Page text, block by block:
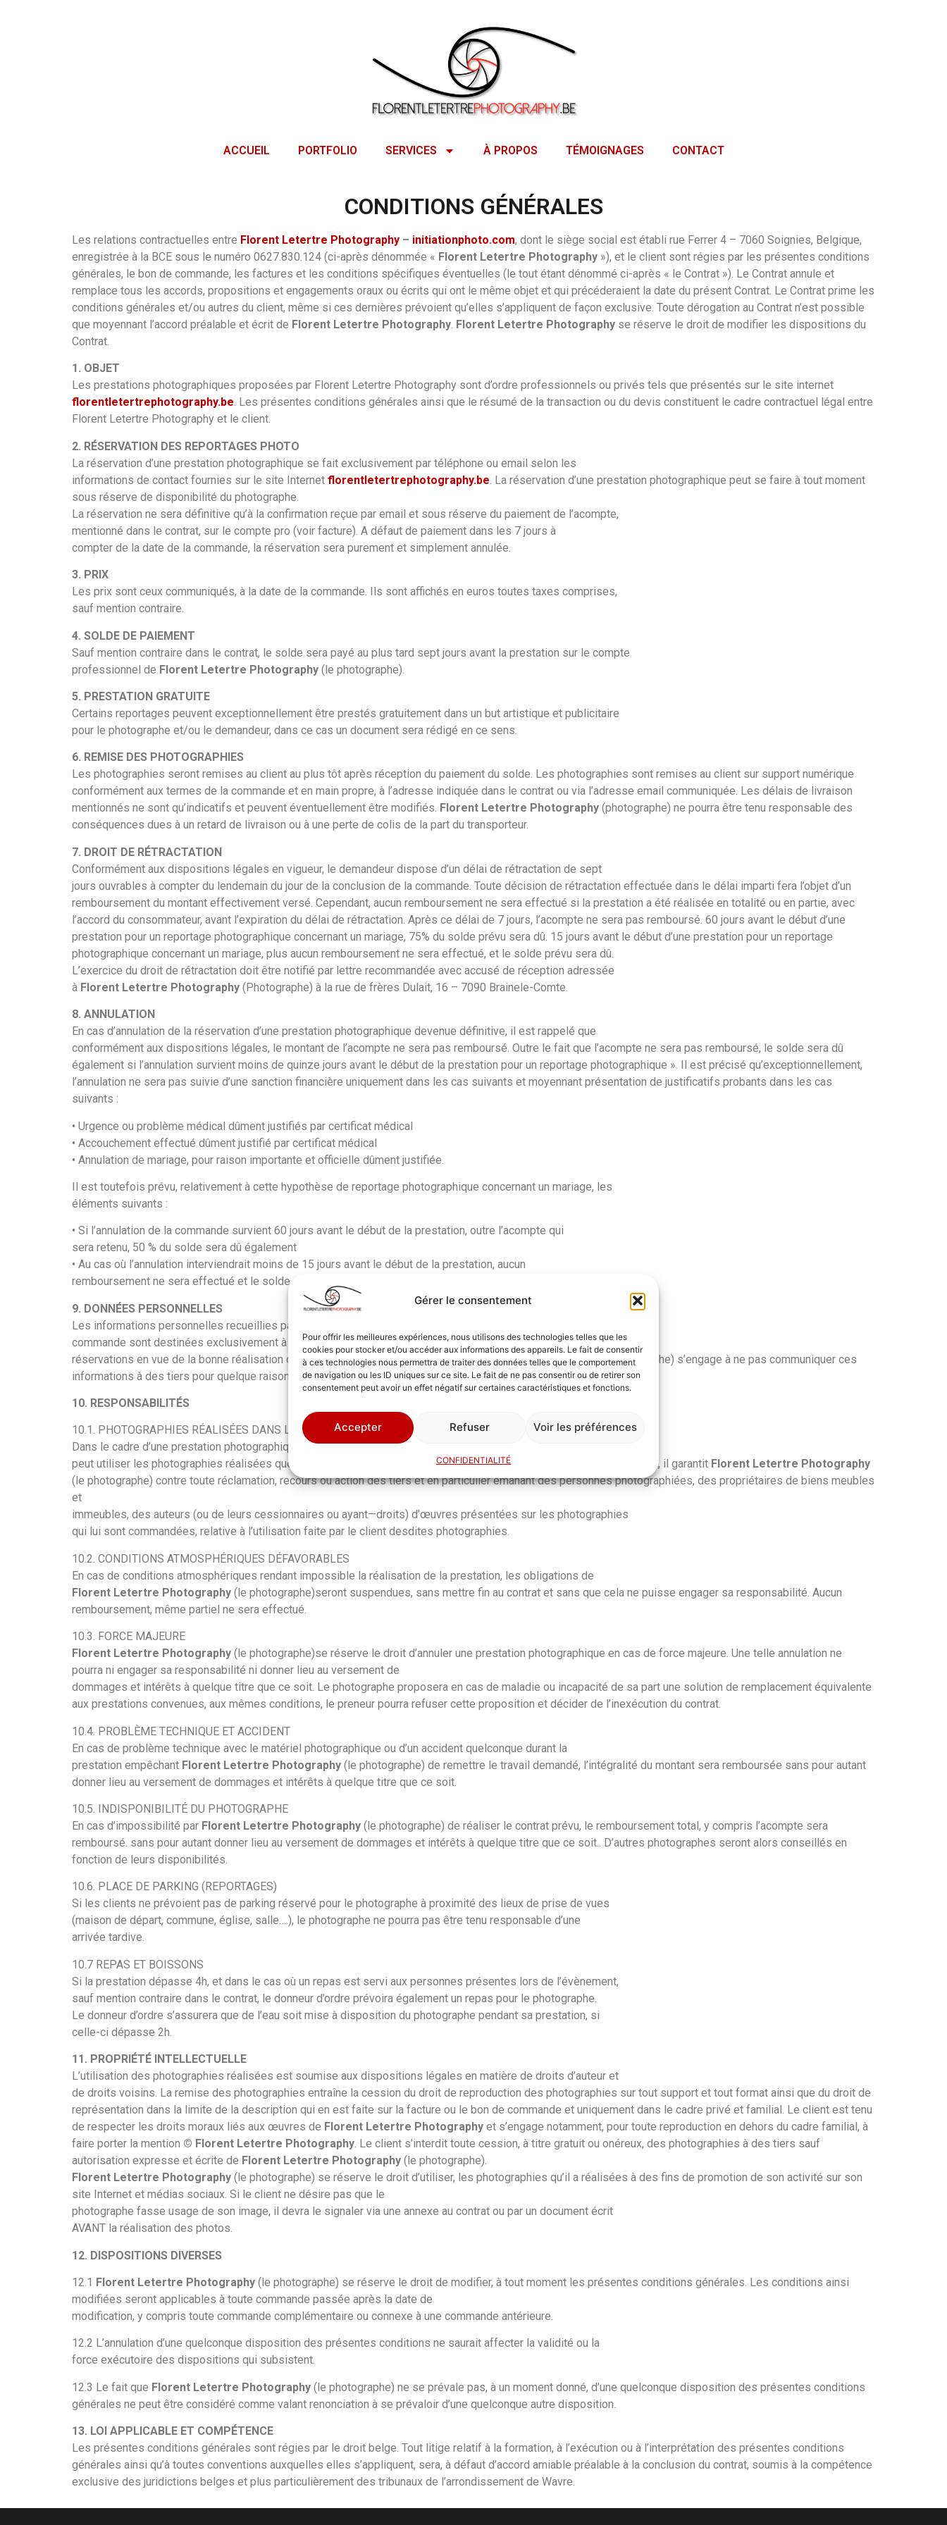
Gérer le consentement
Pour offrir les meilleures expériences, nous utilisons des technologies telles que les
cookies pour stocker et/ou accéder aux informations des appareils. Le fait de consentir
à ces technologies nous permettra de traiter des données telles que le comportement
de navigation ou les ID uniques sur ce site. Le fait de ne pas consentir ou de retirer son
consentement peut avoir un effet négatif sur certaines caractéristiques et fonctions.
Accepter Refuser Voir les préférences
CONFIDENTIALITÉ
ACCUEIL PORTFOLIO SERVICES À PROPOS TÉMOIGNAGES CONTACT
CONDITIONS GÉNÉRALES
Les relations contractuelles entre Florent Letertre Photography – initiationphoto.com, dont le siège social est établi rue Ferrer 4 – 7060 Soignies, Belgique,
enregistrée à la BCE sous le numéro 0627.830.124 (ci-après dénommée « Florent Letertre Photography »), et le client sont régies par les présentes conditions
générales, le bon de commande, les factures et les conditions spécifiques éventuelles (le tout étant dénommé ci-après « le Contrat »). Le Contrat annule et
remplace tous les accords, propositions et engagements oraux ou écrits qui ont le même objet et qui précéderaient la date du présent Contrat. Le Contrat prime les
conditions générales et/ou autres du client, même si ces dernières prévoient qu’elles s’appliquent de façon exclusive. Toute dérogation au Contrat n’est possible
que moyennant l’accord préalable et écrit de Florent Letertre Photography. Florent Letertre Photography se réserve le droit de modifier les dispositions du
Contrat.
1. OBJET
Les prestations photographiques proposées par Florent Letertre Photography sont d’ordre professionnels ou privés tels que présentés sur le site internet
florentletertrephotography.be. Les présentes conditions générales ainsi que le résumé de la transaction ou du devis constituent le cadre contractuel légal entre
Florent Letertre Photography et le client.
2. RÉSERVATION DES REPORTAGES PHOTO
La réservation d’une prestation photographique se fait exclusivement par téléphone ou email selon les
informations de contact fournies sur le site Internet florentletertrephotography.be . La réservation d’une prestation photographique peut se faire à tout moment
sous réserve de disponibilité du photographe.
La réservation ne sera définitive qu’à la confirmation reçue par email et sous réserve du paiement de l’acompte,
mentionné dans le contrat, sur le compte pro (voir facture). A défaut de paiement dans les 7 jours à
compter de la date de la commande, la réservation sera purement et simplement annulée.
3. PRIX
Les prix sont ceux communiqués, à la date de la commande. Ils sont affichés en euros toutes taxes comprises,
sauf mention contraire.
4. SOLDE DE PAIEMENT
Sauf mention contraire dans le contrat, le solde sera payé au plus tard sept jours avant la prestation sur le compte
professionnel de Florent Letertre Photography (le photographe).
5. PRESTATION GRATUITE
Certains reportages peuvent exceptionnellement être prestés gratuitement dans un but artistique et publicitaire
pour le photographe et/ou le demandeur, dans ce cas un document sera rédigé en ce sens.
6. REMISE DES PHOTOGRAPHIES
Les photographies seront remises au client au plus tôt après réception du paiement du solde. Les photographies sont remises au client sur support numérique
conformément aux termes de la commande et en main propre, à l’adresse indiquée dans le contrat ou via l’adresse email communiquée. Les délais de livraison
mentionnés ne sont qu’indicatifs et peuvent éventuellement être modifiés. Florent Letertre Photography (photographe) ne pourra être tenu responsable des
conséquences dues à un retard de livraison ou à une perte de colis de la part du transporteur.
7. DROIT DE RÉTRACTATION
Conformément aux dispositions légales en vigueur, le demandeur dispose d’un délai de rétractation de sept
jours ouvrables à compter du lendemain du jour de la conclusion de la commande. Toute décision de rétractation effectuée dans le délai imparti fera l’objet d’un
remboursement du montant effectivement versé. Cependant, aucun remboursement ne sera effectué si la prestation a été réalisée en totalité ou en partie, avec
l’accord du consommateur, avant l’expiration du délai de rétractation. Après ce délai de 7 jours, l’acompte ne sera pas remboursé. 60 jours avant le début d’une
prestation pour un reportage photographique concernant un mariage, 75% du solde prévu sera dû. 15 jours avant le début d’une prestation pour un reportage
photographique concernant un mariage, plus aucun remboursement ne sera effectué, et le solde prévu sera dû.
L’exercice du droit de rétractation doit être notifié par lettre recommandée avec accusé de réception adressée
à Florent Letertre Photography (Photographe) à la rue de frères Dulait, 16 – 7090 Brainele-Comte.
8. ANNULATION
En cas d’annulation de la réservation d’une prestation photographique devenue définitive, il est rappelé que
conformément aux dispositions légales, le montant de l’acompte ne sera pas remboursé. Outre le fait que l’acompte ne sera pas remboursé, le solde sera dû
également si l’annulation survient moins de quinze jours avant le début de la prestation pour un reportage photographique ». Il est précisé qu’exceptionnellement,
l’annulation ne sera pas suivie d’une sanction financière uniquement dans les cas suivants et moyennant présentation de justificatifs probants dans les cas
suivants :
• Urgence ou problème médical dûment justifiés par certificat médical
• Accouchement effectué dûment justifié par certificat médical
• Annulation de mariage, pour raison importante et officielle dûment justifiée.
Il est toutefois prévu, relativement à cette hypothèse de reportage photographique concernant un mariage, les
éléments suivants :
• Si l’annulation de la commande survient 60 jours avant le début de la prestation, outre l’acompte qui
sera retenu, 50 % du solde sera dû également
• Au cas où l’annulation interviendrait moins de 15 jours avant le début de la prestation, aucun
remboursement ne sera effectué et le solde prévu sera totalement dû.
9. DONNÉES PERSONNELLES
Les informations personnelles recueillies par Florent Letertre (le photographe) lors de la passation d’une
commande sont destinées exclusivement à assurer la gestion de sa clientèle et notamment le suivi des
réservations en vue de la bonne réalisation de la prestation commandée.Florent Letertre Photography(le photographe) s’engage à ne pas communiquer ces
informations à des tiers pour quelque raison que ce soit.
10. RESPONSABILITÉS
10.1. PHOTOGRAPHIES RÉALISÉES DANS LE CADRE D’UN REPORTAGE
Dans le cadre d’une prestation photographique, le client déclare avoir parfaitement connaissance de ce qu’il ne
peut utiliser les photographies réalisées que dans le cadre de la commande spécifique qu’il a passée. En conséquence, il garantit Florent Letertre Photography
(le photographe) contre toute réclamation, recours ou action des tiers et en particulier émanant des personnes photographiées, des propriétaires de biens meubles
et
immeubles, des auteurs (ou de leurs cessionnaires ou ayant—droits) d’œuvres présentées sur les photographies
qui lui sont commandées, relative à l’utilisation faite par le client desdites photographies.
10.2. CONDITIONS ATMOSPHÉRIQUES DÉFAVORABLES
En cas de conditions atmosphériques rendant impossible la réalisation de la prestation, les obligations de
Florent Letertre Photography (le photographe)seront suspendues, sans mettre fin au contrat et sans que cela ne puisse engager sa responsabilité. Aucun
remboursement, même partiel ne sera effectué.
10.3. FORCE MAJEURE
Florent Letertre Photography (le photographe)se réserve le droit d’annuler une prestation photographique en cas de force majeure. Une telle annulation ne
pourra ni engager sa responsabilité ni donner lieu au versement de
dommages et intérêts à quelque titre que ce soit. Le photographe proposera en cas de maladie ou incapacité de sa part une solution de remplacement équivalente
aux prestations convenues, aux mêmes conditions, le preneur pourra refuser cette proposition et décider de l’inexécution du contrat.
10.4. PROBLÈME TECHNIQUE ET ACCIDENT
En cas de problème technique avec le matériel photographique ou d’un accident quelconque durant la
prestation empêchant Florent Letertre Photography (le photographe) de remettre le travail demandé, l’intégralité du montant sera remboursée sans pour autant
donner lieu au versement de dommages et intérêts à quelque titre que ce soit.
10.5. INDISPONIBILITÉ DU PHOTOGRAPHE
En cas d’impossibilité par Florent Letertre Photography (le photographe) de réaliser le contrat prévu, le remboursement total, y compris l’acompte sera
remboursé. sans pour autant donner lieu au versement de dommages et intérêts à quelque titre que ce soit.. D’autres photographes seront alors conseillés en
fonction de leurs disponibilités.
10.6. PLACE DE PARKING (REPORTAGES)
Si les clients ne prévoient pas de parking réservé pour le photographe à proximité des lieux de prise de vues
(maison de départ, commune, église, salle….), le photographe ne pourra pas être tenu responsable d’une
arrivée tardive.
10.7 REPAS ET BOISSONS
Si la prestation dépasse 4h, et dans le cas où un repas est servi aux personnes présentes lors de l’évènement,
sauf mention contraire dans le contrat, le donneur d’ordre prévoira également un repas pour le photographe.
Le donneur d’ordre s’assurera que de l’eau soit mise à disposition du photographe pendant sa prestation, si
celle-ci dépasse 2h.
11. PROPRIÉTÉ INTELLECTUELLE
L’utilisation des photographies réalisées est soumise aux dispositions légales en matière de droits d’auteur et
de droits voisins. La remise des photographies entraîne la cession du droit de reproduction des photographies sur tout support et tout format ainsi que du droit de
représentation dans la limite de la description qui en est faite sur la facture ou le bon de commande et uniquement dans le cadre privé et familial. Le client est tenu
de respecter les droits moraux liés aux œuvres de Florent Letertre Photography et s’engage notamment, pour toute reproduction en dehors du cadre familial, à
faire porter la mention © Florent Letertre Photography. Le client s’interdit toute cession, à titre gratuit ou onéreux, des photographies à des tiers sauf
autorisation expresse et écrite de Florent Letertre Photography (le photographe).
Florent Letertre Photography (le photographe) se réserve le droit d’utiliser, les photographies qu’il a réalisées à des fins de promotion de son activité sur son
site Internet et médias sociaux. Si le client ne désire pas que le
photographe fasse usage de son image, il devra le signaler via une annexe au contrat ou par un document écrit
AVANT la réalisation des photos.
12. DISPOSITIONS DIVERSES
12.1 Florent Letertre Photography (le photographe) se réserve le droit de modifier, à tout moment les présentes conditions générales. Les conditions ainsi
modifiées seront applicables à toute commande passée après la date de
modification, y compris toute commande complémentaire ou connexe à une commande antérieure.
12.2 L’annulation d’une quelconque disposition des présentes conditions ne saurait affecter la validité ou la
force exécutoire des dispositions qui subsistent.
12.3 Le fait que Florent Letertre Photography (le photographe) ne se prévale pas, à un moment donné, d’une quelconque disposition des présentes conditions
générales ne peut être considéré comme valant renonciation à se prévaloir d’une quelconque autre disposition.
13. LOI APPLICABLE ET COMPÉTENCE
Les présentes conditions générales sont régies par le droit belge. Tout litige relatif à la formation, à l’exécution ou à l’interprétation des présentes conditions
générales ainsi qu’à toutes conventions auxquelles elles s’appliquent, sera, à défaut d’accord amiable préalable à la conclusion du contrat, soumis à la compétence
exclusive des juridictions belges et plus particulièrement des tribunaux de l’arrondissement de Wavre.